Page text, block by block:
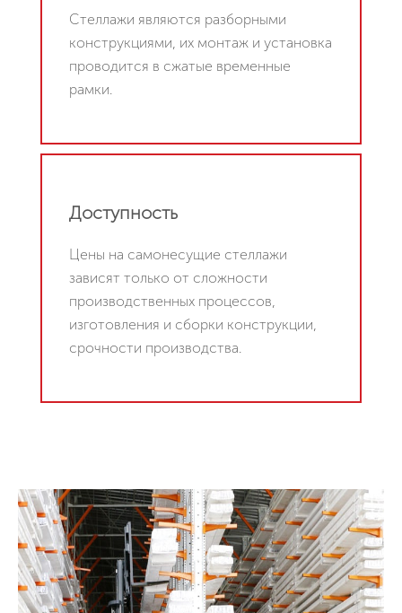
Стеллажи являются разборными
конструкциями, их монтаж и установка
проводится в сжатые временные
рамки.
Доступность
Цены на самонесущие стеллажи
зависят только от сложности
производственных процессов,
изготовления и сборки конструкции,
срочности производства.